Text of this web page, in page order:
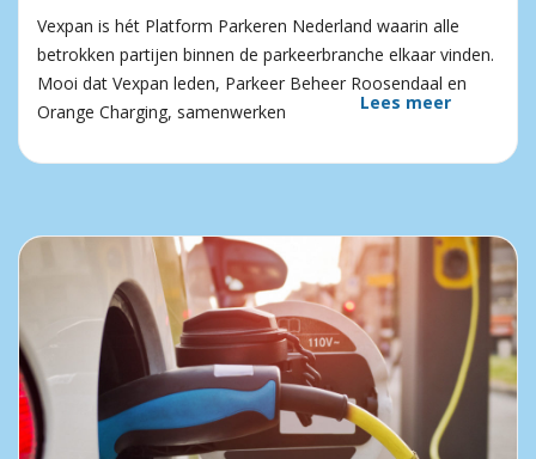
Vexpan is hét Platform Parkeren Nederland waarin alle
betrokken partijen binnen de parkeerbranche elkaar vinden.
Mooi dat Vexpan leden, Parkeer Beheer Roosendaal en
Orange Charging, samenwerken
Lees meer